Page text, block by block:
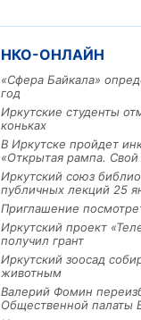
НКО-ОНЛАЙН
«Сфера Байкала»
год
Иркутские студенты
коньках
В Иркутске пройдет
«Открытая рампа. Свой
Иркутский союз
публичных лекций 25
Приглашение
Иркутский проект
получил грант
Иркутский зоосад
животным
Валерий Фомин
Общественной палаты